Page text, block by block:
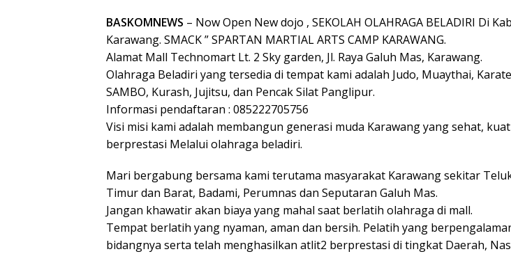
BASKOMNEWS – Now Open New dojo , SEKOLAH OLAHRAGA BELADIRI Di
Karawang. SMACK ” SPARTAN MARTIAL ARTS CAMP KARAWANG.
Alamat Mall Technomart Lt. 2 Sky garden, Jl. Raya Galuh Mas, Karawang.
Olahraga Beladiri yang tersedia di tempat kami adalah Judo, Muaythai,
SAMBO, Kurash, Jujitsu, dan Pencak Silat Panglipur.
Informasi pendaftaran : 085222705756
Visi misi kami adalah membangun generasi muda Karawang yang sehat,
berprestasi Melalui olahraga beladiri.
Mari bergabung bersama kami terutama masyarakat Karawang sekitar
Timur dan Barat, Badami, Perumnas dan Seputaran Galuh Mas.
Jangan khawatir akan biaya yang mahal saat berlatih olahraga di mall.
Tempat berlatih yang nyaman, aman dan bersih. Pelatih yang
bidangnya serta telah menghasilkan atlit2 berprestasi di tingkat Daerah,